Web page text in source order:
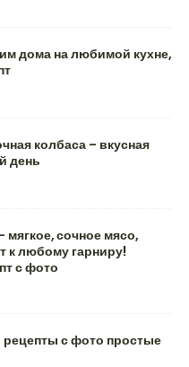
дома на любимой кухне,
колбаса – вкусная
день
сочное мясо,
к любому гарниру!
с фото
с фото простые